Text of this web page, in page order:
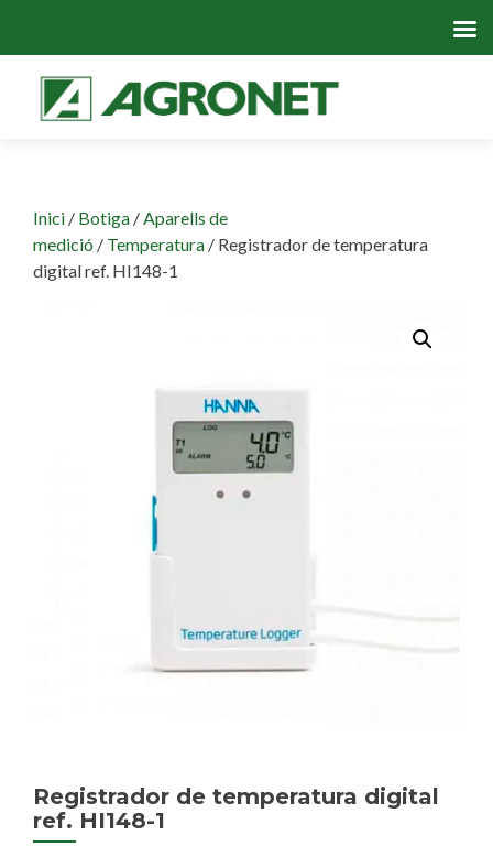
Inici / Botiga /Aparells de
medició / Temperatura / Registrador de temperatura
digital ref. HI148-1
Registrador de temperatura digital
ref. HI148-1